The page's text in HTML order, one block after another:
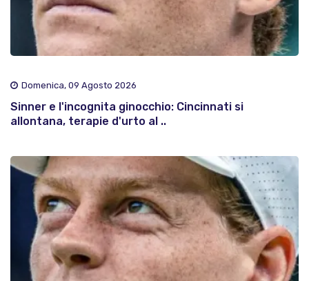
Domenica, 09 Agosto 2026
Sinner e l'incognita ginocchio: Cincinnati si
allontana, terapie d'urto al ..